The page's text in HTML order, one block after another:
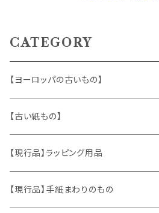
CATEGORY
【ヨーロッパの古いもの】
ヴィンテージアクセサリー
おもちゃ、ぬいぐるみ
くま、テディベア
ヴィンテージファブリック
【古い紙もの】
切手、FDC
ポストカード、カレンダー
【現行品】ラッピング用品
伝票、タグ、シール
【現行品】手紙まわりのもの